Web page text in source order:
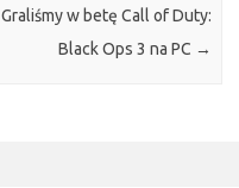
Graliśmy w betę Call of Duty:
Black Ops 3 na PC →